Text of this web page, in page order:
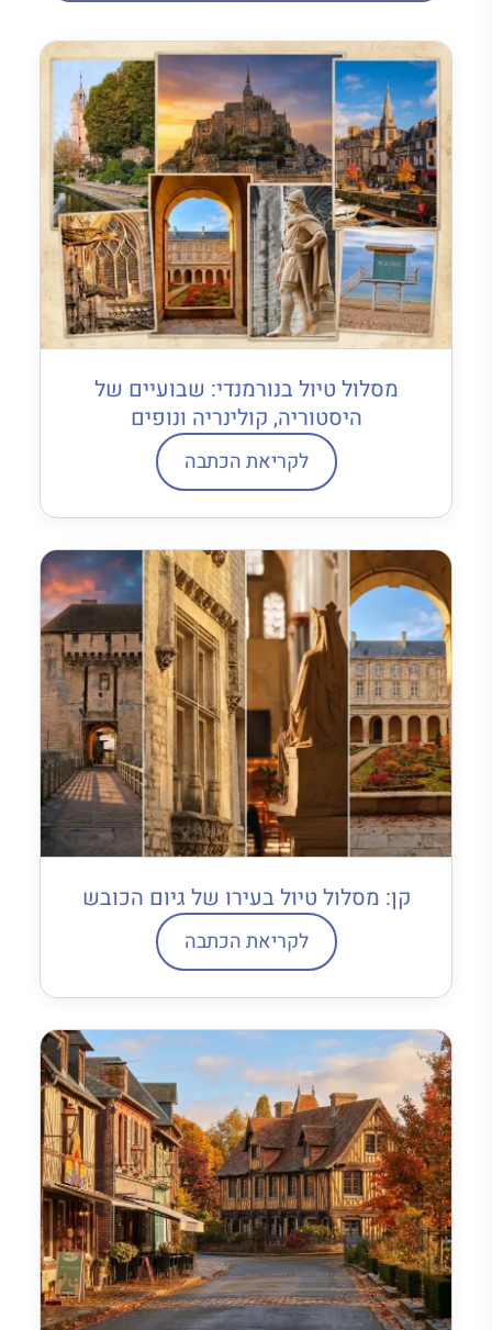
מסלול טיול בנורמנדי: שבועיים של
היסטוריה, קולינריה ונופים
לקריאת הכתבה
קן: מסלול טיול בעירו של גיום הכובש
לקריאת הכתבה